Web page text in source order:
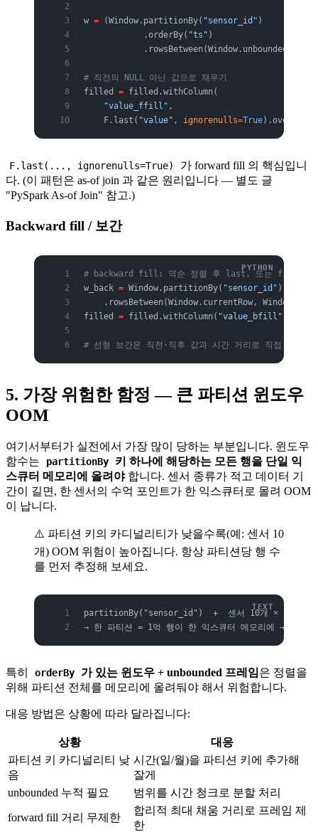
w = (Window.partitionBy( "sensor_id" )
            .orderBy(
"ts" )
# 직전의 NULL 아닌 값으로 채우기
filled = filled.withColumn(
    "value_ffill"
,
    F.last(
"value" , ignorenulls=True).over(w))
F.last(..., ignorenulls=True)
가 forward fill 의 핵심입니
다. (이 패턴은 as-of join 과 같은 원리입니다 — 별도 글
"PySpark As-of Join" 참고.)
Backward fill / 보간
# backward fill: 역순 정렬 후 last, 또는
w_back = Window.partitionBy( "sensor_id"
.rowsBetween(Window.currentRow,
filled = filled.withColumn( "value_bfill"
# 선형 보간은 직전·직후 값과 시간 거리로 직접 계산
5. 가장 위험한 함정 — 큰 파티션 윈도우
OOM
여기서부터가 실전에서 가장 많이 당하는 부분입니다. 윈도우
함수는
partitionBy
키 하나에 해당하는 모든 행을 단일 익
스큐터 메모리에 올려야합니다. 센서 종류가 적고 데이터 기
간이 길면, 한 센서의 수억 포인트가 한 익스큐터로 몰려 OOM
이 납니다.
⚠️ 파티션 키의 카디널리티가 낮을수록(예: 센서 10
개) OOM 위험이 높아집니다. 항상 파티션당 행 수
를 먼저 추정해 보세요.
partitionBy("sensor_id")  +  센서 10개 × 각 1억
→ 한 파티션 = 1억 행이 한 익스큐터 메모리에 → OOM 💥
특히 orderBy 가 있는 윈도우 + unbounded 프레임은 정렬을
위해 파티션 전체를 메모리에 올려둬야 해서 위험합니다.
대응 방법은 상황에 따라 달라집니다:
상황
대응
파티션 키 카디널리티 낮
음
시간(일/월)을 파티션 키에 추가해
잘게
unbounded 누적 필요
범위를 시간 청크로 분할 처리
forward fill 거리 무제한
합리적 최대 채움 거리로 프레임 제
한